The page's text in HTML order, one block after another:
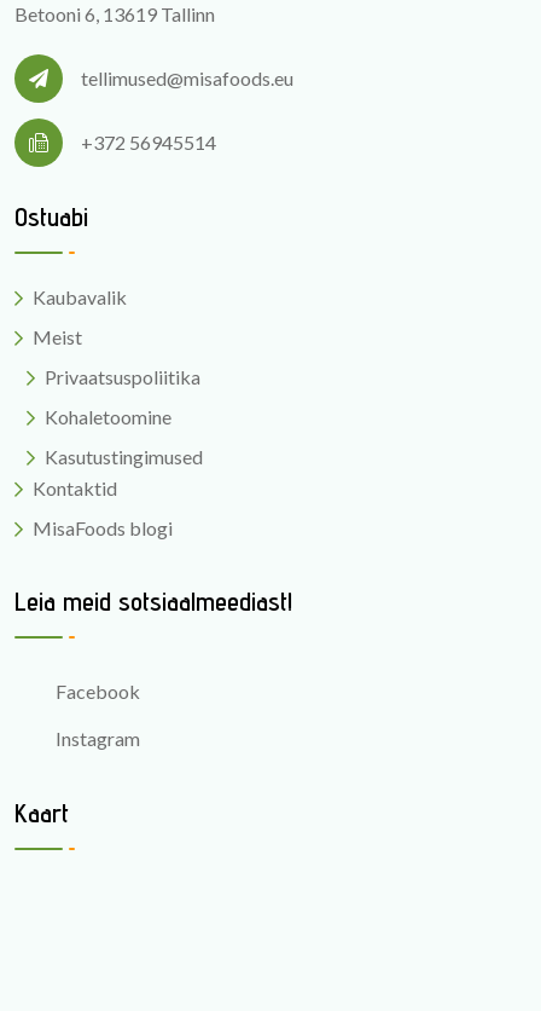
Betooni 6, 13619 Tallinn
tellimused@misafoods.eu
+372 56945514
Ostuabi
Kaubavalik
Meist
Privaatsuspoliitika
Kohaletoomine
Kasutustingimused
Kontaktid
MisaFoods blogi
Leia meid sotsiaalmeediast!
Facebook
Instagram
Kaart